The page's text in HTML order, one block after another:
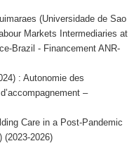
(Universidade de Sao
Markets Intermediaries at
Brazil - Financement ANR-
: Autonomie des
–
Care in a Post-Pandemic
(2023-2026)